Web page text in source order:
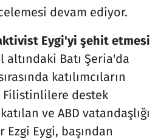
devam ediyor.
Eygi'yi şehit etmesi
Batı Şeria'da
katılımcıların
Filistinlilere destek
ve ABD vatandaşlığı
Eygi, başından